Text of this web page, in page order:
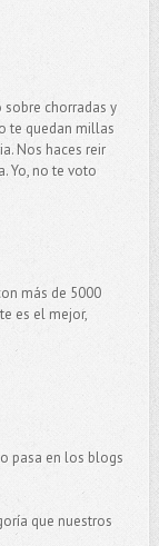
sobre chorradas y
te quedan millas
Nos haces reir
Yo, no te voto
más de 5000
es el mejor,
pasa en los blogs
que nuestros